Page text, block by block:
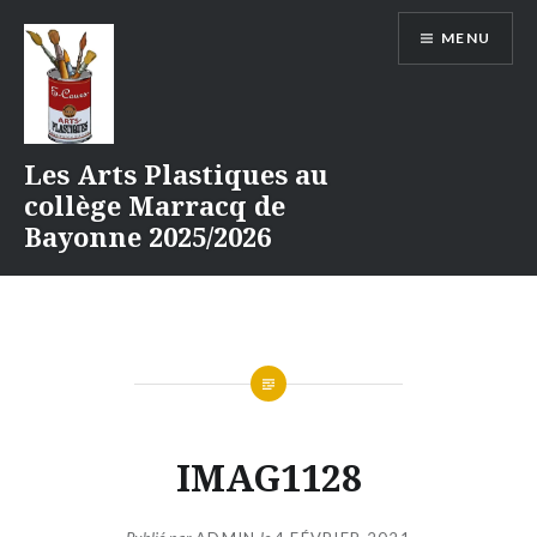
contenu
Les Arts Plastiques au
collège Marracq de
Bayonne 2025/2026
MENU
IMAG1128